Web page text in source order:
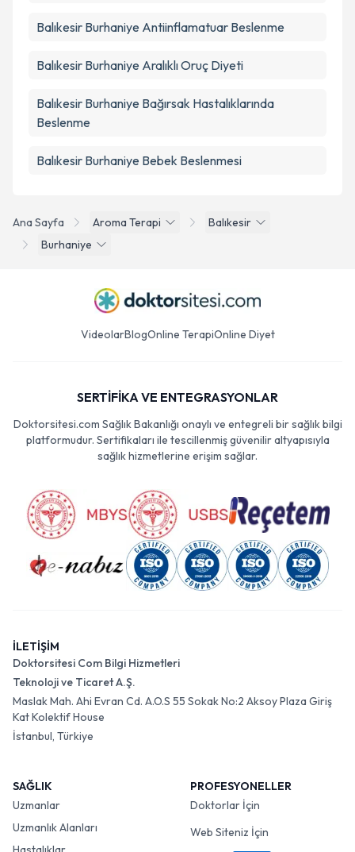
Ana Sayfa Aroma Terapi
Balıkesir
Burhaniye
Balıkesir Burhaniye Antiinflamatuar Beslenme
Balıkesir Burhaniye Aralıklı Oruç Diyeti
Balıkesir Burhaniye Bağırsak Hastalıklarında
Beslenme
Balıkesir Burhaniye Bebek Beslenmesi
VideolarBlogOnline TerapiOnline Diyet
SERTİFİKA VE ENTEGRASYONLAR
Doktorsitesi.com Sağlık Bakanlığı onaylı ve entegreli bir sağlık bilgi
platformudur. Sertifikaları ile tescillenmiş güvenilir altyapısıyla
sağlık hizmetlerine erişim sağlar.
İLETİŞİM
Doktorsitesi Com Bilgi Hizmetleri
Teknoloji ve Ticaret A.Ş.
Maslak Mah. Ahi Evran Cd. A.O.S 55 Sokak No:2 Aksoy Plaza Giriş
Kat Kolektif House
İstanbul, Türkiye
SAĞLIK
Uzmanlar
Uzmanlık Alanları
PROFESYONELLER
Doktorlar İçin
Web Siteniz İçin